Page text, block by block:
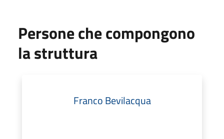
Persone che compongono
la struttura
Franco Bevilacqua